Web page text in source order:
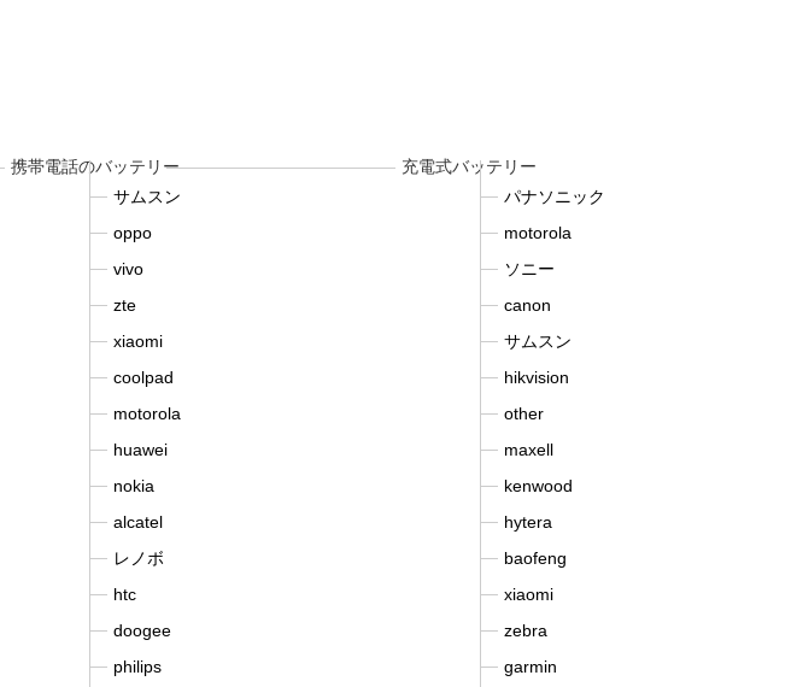
携帯電話のバッテリー
サムスン
oppo
vivo
zte
xiaomi
coolpad
motorola
huawei
nokia
alcatel
レノボ
htc
doogee
philips
充電式バッテリー
パナソニック
motorola
ソニー
canon
サムスン
hikvision
other
maxell
kenwood
hytera
baofeng
xiaomi
zebra
garmin